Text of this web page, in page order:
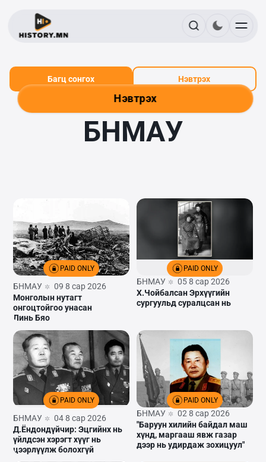
Нэвтрэх
Багц сонгох Нэвтрэх
БНМАУ
PAID ONLY
БНМАУ
09 8 сар 2026
Монголын нутагт
онгоцтойгоо унасан
Линь Бяо
PAID ONLY
БНМАУ
05 8 сар 2026
Х.Чойбалсан Эрхүүгийн
сургуульд суралцсан нь
PAID ONLY
БНМАУ
04 8 сар 2026
Д.Ёндондүйчир: Эцгийнх нь
үйлдсэн хэрэгт хүүг нь
цээрлүүлж болохгүй
PAID ONLY
БНМАУ
02 8 сар 2026
"Баруун хилийн байдал маш
хүнд, маргааш явж газар
дээр нь удирдаж зохицуул"